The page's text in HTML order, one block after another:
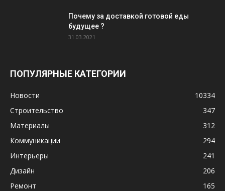
Почему за доставкой готовой еды
будущее ?
31.03.2021
ПОПУЛЯРНЫЕ КАТЕГОРИИ
Новости
10334
Строительство
347
Материалы
312
Коммуникации
294
Интерьеры
241
Дизайн
206
Ремонт
165